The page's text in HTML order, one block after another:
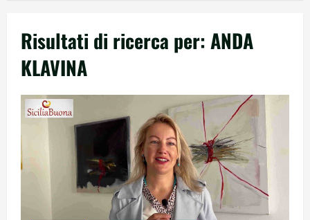
Risultati di ricerca per:ANDA
KLAVINA